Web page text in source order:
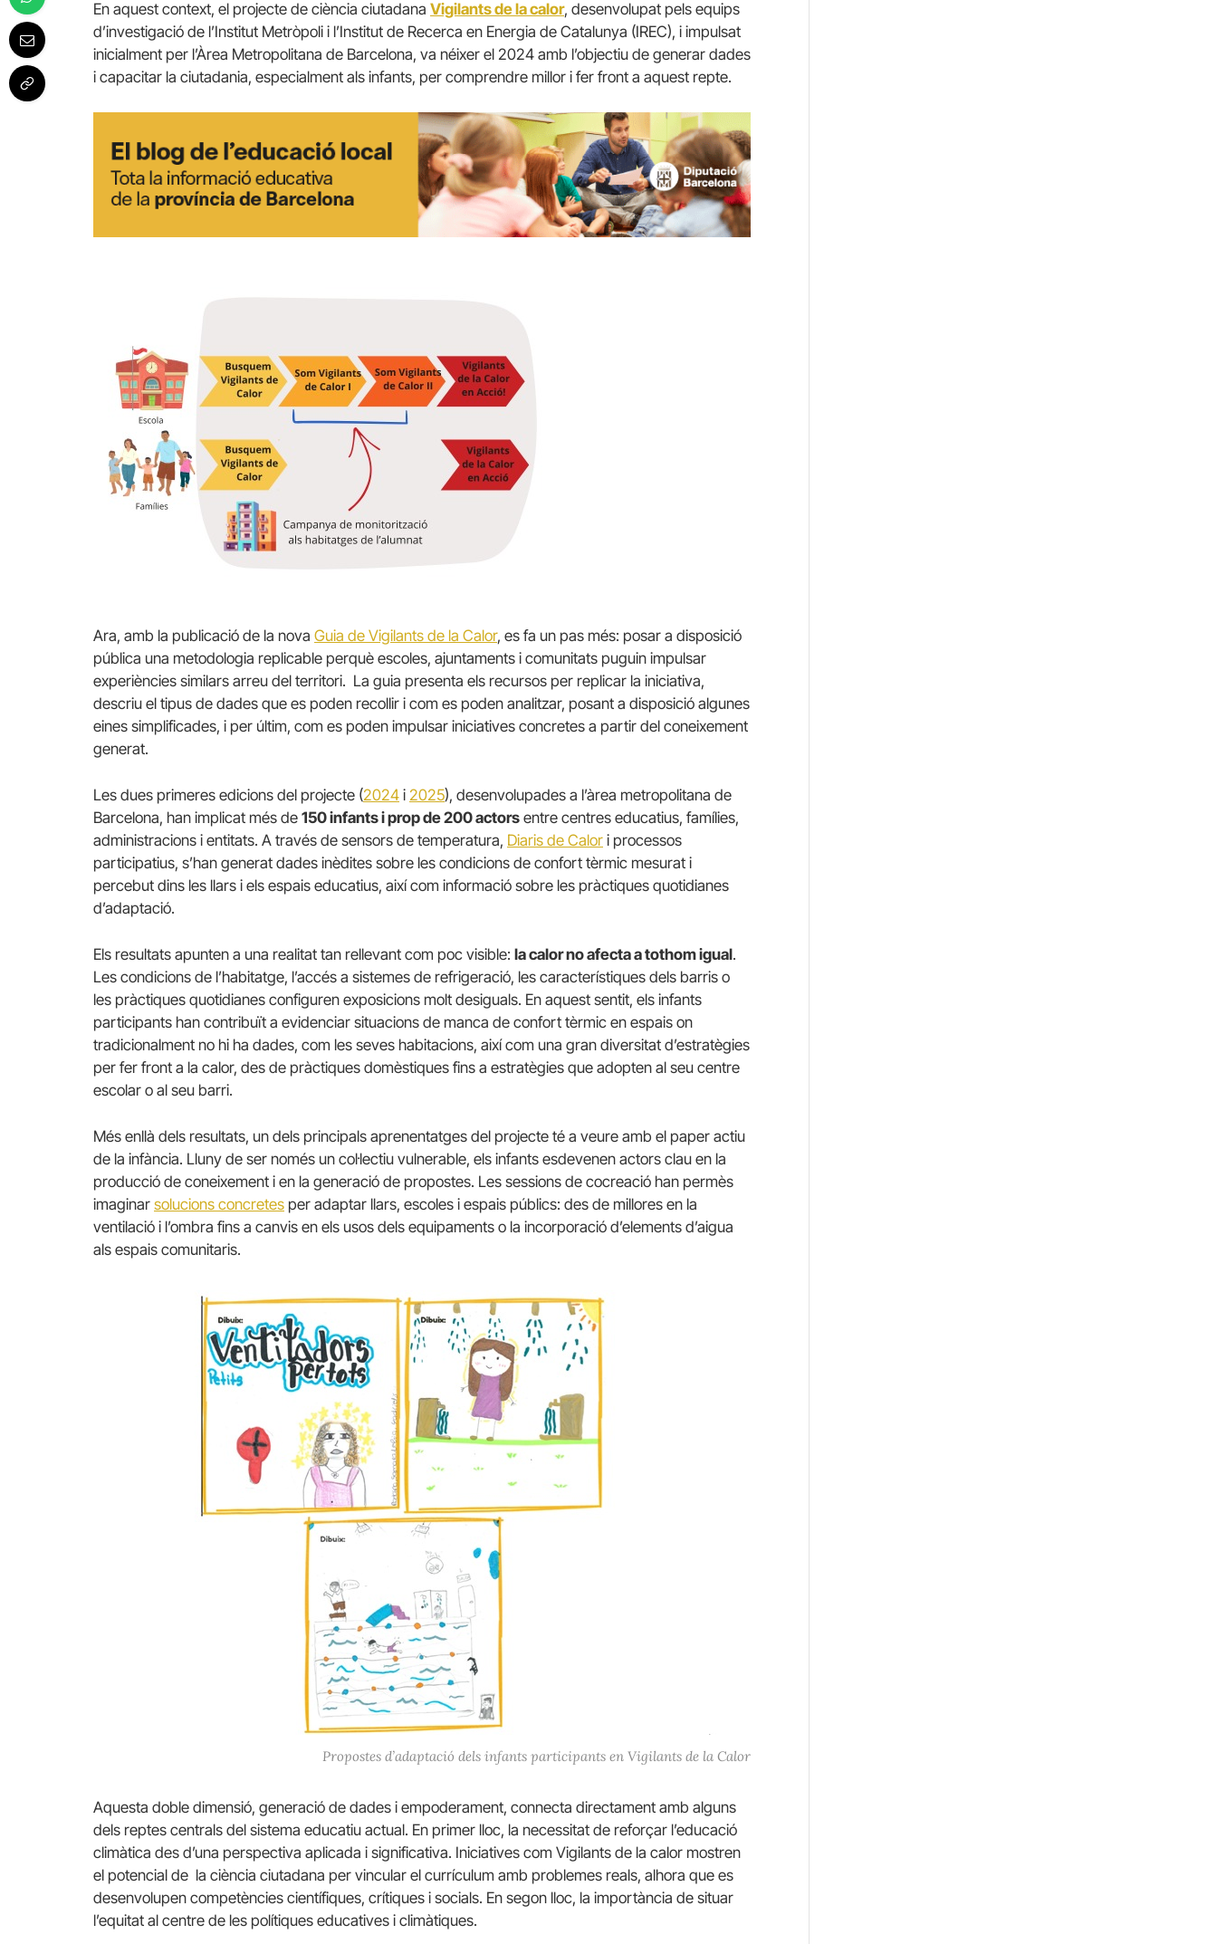
En aquest context, el projecte de ciència ciutadana Vigilants de la calor, desenvolupat pels equips
d’investigació de l’Institut Metròpoli i l’Institut de Recerca en Energia de Catalunya (IREC), i impulsat
inicialment per l’Àrea Metropolitana de Barcelona, va néixer el 2024 amb l’objectiu de generar dades
i capacitar la ciutadania, especialment als infants, per comprendre millor i fer front a aquest repte.
Ara, amb la publicació de la nova Guia de Vigilants de la Calor, es fa un pas més: posar a disposició
pública una metodologia replicable perquè escoles, ajuntaments i comunitats puguin impulsar
experiències similars arreu del territori. La guia presenta els recursos per replicar la iniciativa,
descriu el tipus de dades que es poden recollir i com es poden analitzar, posant a disposició algunes
eines simplificades, i per últim, com es poden impulsar iniciatives concretes a partir del coneixement
generat.
Les dues primeres edicions del projecte (2024 i 2025), desenvolupades a l’àrea metropolitana de
Barcelona, han implicat més de 150 infants i prop de 200 actors entre centres educatius, famílies,
administracions i entitats. A través de sensors de temperatura, Diaris de Calor i processos
participatius, s’han generat dades inèdites sobre les condicions de confort tèrmic mesurat i
percebut dins les llars i els espais educatius, així com informació sobre les pràctiques quotidianes
d’adaptació.
Els resultats apunten a una realitat tan rellevant com poc visible: la calor no afecta a tothom igual.
Les condicions de l’habitatge, l’accés a sistemes de refrigeració, les característiques dels barris o
les pràctiques quotidianes configuren exposicions molt desiguals. En aquest sentit, els infants
participants han contribuït a evidenciar situacions de manca de confort tèrmic en espais on
tradicionalment no hi ha dades, com les seves habitacions, així com una gran diversitat d’estratègies
per fer front a la calor, des de pràctiques domèstiques fins a estratègies que adopten al seu centre
escolar o al seu barri.
Més enllà dels resultats, un dels principals aprenentatges del projecte té a veure amb el paper actiu
de la infància. Lluny de ser només un col·lectiu vulnerable, els infants esdevenen actors clau en la
producció de coneixement i en la generació de propostes. Les sessions de cocreació han permès
imaginar solucions concretes per adaptar llars, escoles i espais públics: des de millores en la
ventilació i l’ombra fins a canvis en els usos dels equipaments o la incorporació d’elements d’aigua
als espais comunitaris.
Propostes d’adaptació dels infants participants en Vigilants de la Calor
Aquesta doble dimensió, generació de dades i empoderament, connecta directament amb alguns
dels reptes centrals del sistema educatiu actual. En primer lloc, la necessitat de reforçar l’educació
climàtica des d’una perspectiva aplicada i significativa. Iniciatives com Vigilants de la calor mostren
el potencial de la ciència ciutadana per vincular el currículum amb problemes reals, alhora que es
desenvolupen competències científiques, crítiques i socials. En segon lloc, la importància de situar
l’equitat al centre de les polítiques educatives i climàtiques.